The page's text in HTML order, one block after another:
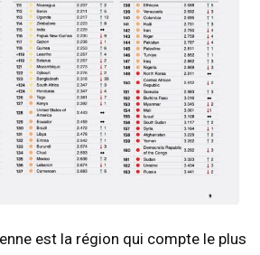
est la région qui compte le plus